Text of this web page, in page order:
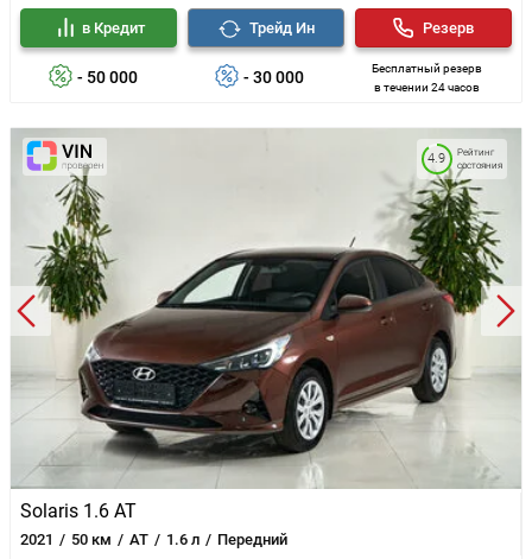
- 50 000
в Кредит
- 30 000
Трейд Ин
Бесплатный резерв
в течении 24 часов
Резерв
Solaris 1.6 AT
2021 50 км AT 1.6 л Передний
Рейтинг
состояния
4.9